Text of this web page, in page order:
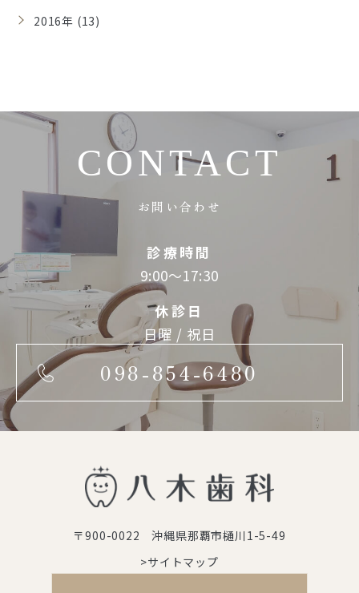
2016年 (13)
CONTACT
お問い合わせ
診療時間
9:00～17:30
休診日
日曜 / 祝日
098-854-6480
〒900-0022 沖縄県那覇市樋川1-5-49
>サイトマップ